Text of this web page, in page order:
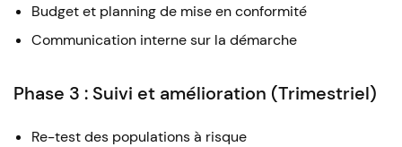
Budget et planning de mise en conformité
Communication interne sur la démarche
Phase 3 : Suivi et amélioration (Trimestriel)
Re-test des populations à risque